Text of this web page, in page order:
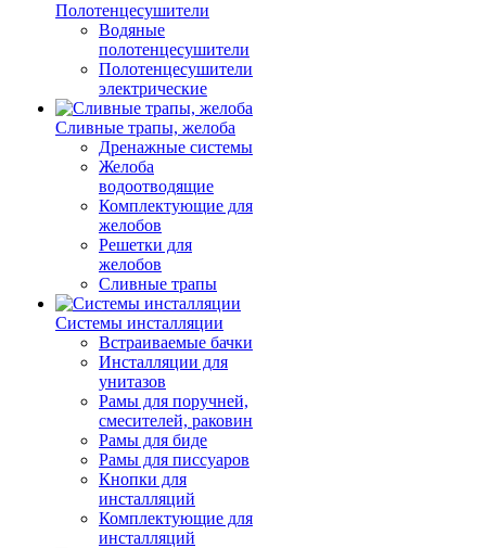
Полотенцесушители
Водяные
полотенцесушители
Полотенцесушители
электрические
Сливные трапы, желоба
Дренажные системы
Желоба
водоотводящие
Комплектующие для
желобов
Решетки для
желобов
Сливные трапы
Системы инсталляции
Встраиваемые бачки
Инсталляции для
унитазов
Рамы для поручней,
смесителей, раковин
Рамы для биде
Рамы для писсуаров
Кнопки для
инсталляций
Комплектующие для
инсталляций